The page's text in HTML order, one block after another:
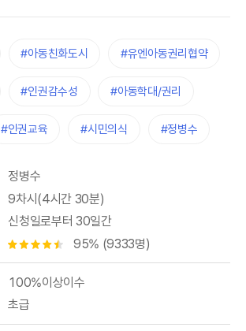
#아동친화도시 #유엔아동권리협약
#인권감수성 #아동학대/권리
#인권교육 #시민의식 #정병수
정병수
9차시(4시간 30분)
신청일로부터 30일간
별점 4.5개 95% (9333명)
100%이상이수
초급